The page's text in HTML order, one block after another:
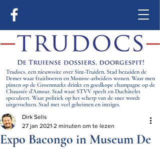
Trudocs, een nieuwssite over Sint-Truiden. Stad bezuiden de
Demer waar fruitboeren en Monroe-arbeiders wonen. Waar men
pinten op de Groenmarkt drinkt en goedkope champagne op de
Chaussée d’Amour. Stad waar STVV speelt en Duchâtelet
speculeert. Waar politiek op het scherp van de snee wordt
uitgevochten. Stad met veel geheimen en intriges.
Expo Bacongo in Museum De
Dirk Selis
27 jan 2021 2 minuten om te lezen